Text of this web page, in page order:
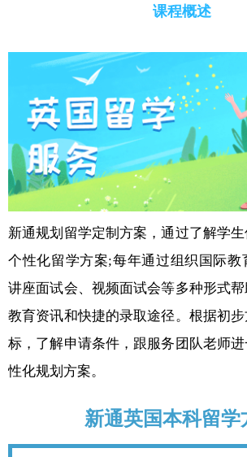
课程概述
新通规划留学定制方案，通过了解学
个性化留学方案;每年通过组织国际教
讲座面试会、视频面试会等多种形式
教育资讯和快捷的录取途径。根据初
标，了解申请条件，跟服务团队老师
性化规划方案。
新通英国本科留学